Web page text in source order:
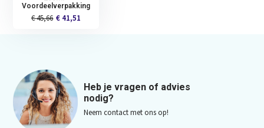
Voordeelverpakking
€ 45,66 € 41,51
Heb je vragen of advies
nodig?
Neem contact met ons op!